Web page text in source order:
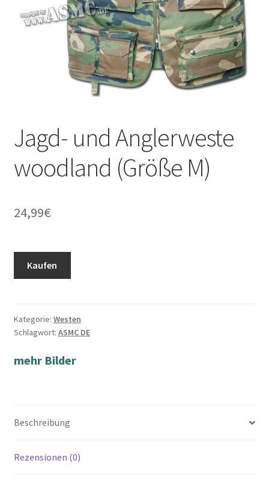
Jagd- und Anglerweste
woodland (Größe M)
24,99€
Kaufen
Kategorie: Westen
Schlagwort: ASMC DE
mehr Bilder
Beschreibung
Rezensionen (0)